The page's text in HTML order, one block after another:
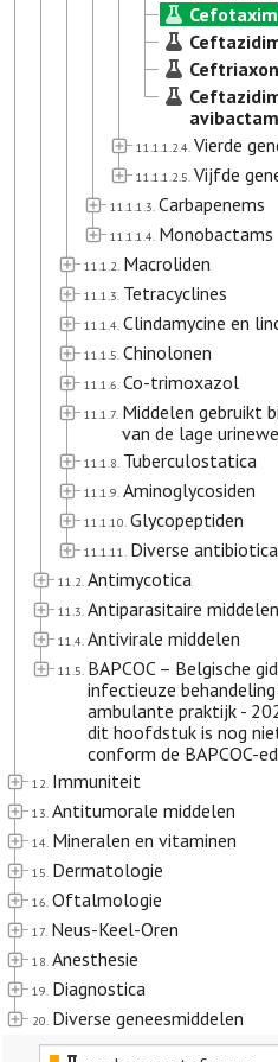
Cefotaxim
Ceftriaxon
avibactam
11.1.1.2.4. Vierde
11.1.1.2.5. Vijfde
11.1.1.3. Carbapenems
11.1.1.4. Monobactams
11.1.2. Macroliden
11.1.3. Tetracyclines
11.1.4. Clindamycine en
11.1.5. Chinolonen
11.1.6. Co-trimoxazol
11.1.7. Middelen gebruikt
van de lage
11.1.8. Tuberculostatica
11.1.9. Aminoglycosiden
11.1.10. Glycopeptiden
11.1.11. Diverse antibiotica
11.2. Antimycotica
11.3. Antiparasitaire middelen
11.4. Antivirale middelen
11.5. BAPCOC – Belgische
infectieuze behandeling
ambulante praktijk -
dit hoofdstuk is nog
conform de BAPCOC-
12. Immuniteit
13. Antitumorale middelen
14. Mineralen en vitaminen
15. Dermatologie
16. Oftalmologie
17. Neus-Keel-Oren
18. Anesthesie
19. Diagnostica
20. Diverse geneesmiddelen